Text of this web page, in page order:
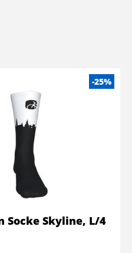
-25%
Socke Skyline, L/4